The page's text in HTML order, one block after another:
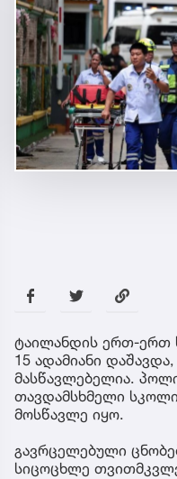
ტაილანდის ერთ-ერთ
15 ადამიანი
მასწავლებელია.
თავდამსხმელი
მოსწავლე იყო.
გავრცელებული
სიცოცხლე